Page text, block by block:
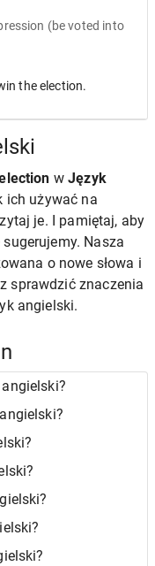
(be voted into
the election.
wJęzyk
ich używać na
je. I pamiętaj, aby
Nasza
o nowe słowa i
sprawdzić znaczenia
angielski.